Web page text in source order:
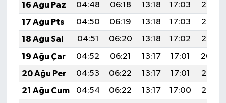
16 Ağu Paz
04:48 06:18 13:18 17:03
20:08
17 Ağu Pts
04:50 06:19 13:18 17:03
20:07
18 Ağu Sal
04:51 06:20 13:18 17:02
20:06
19 Ağu Çar
04:52 06:21 13:17 17:01
20:04
20 Ağu Per
04:53 06:22 13:17 17:01
20:03
21 Ağu Cum
04:54 06:22 13:17 17:00
20:02